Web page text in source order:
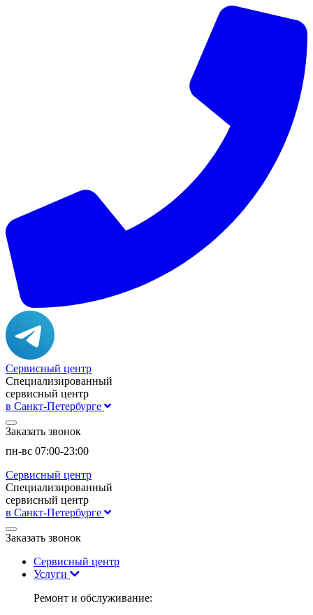
Сервисный центр
Специализированный
сервисный центр
в Санкт-Петербурге
Заказать звонок
пн-вс 07:00-23:00
Сервисный центр
Специализированный
сервисный центр
в Санкт-Петербурге
Заказать звонок
Сервисный центр
Услуги
Ремонт и обслуживание: